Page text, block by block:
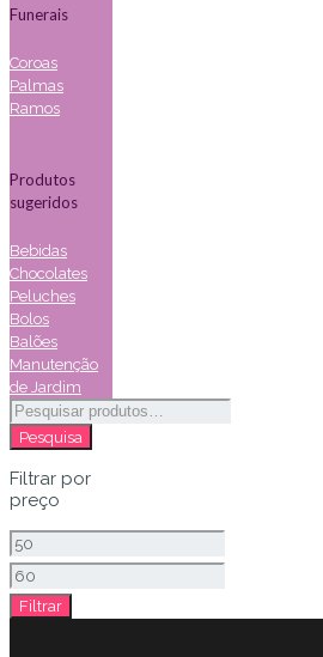
Funerais
Coroas
Palmas
Ramos
Produtos
sugeridos
Bebidas
Chocolates
Peluches
Bolos
Balões
Manutenção
de Jardim
Pesquisar
por:
Pesquisa
Filtrar por
preço
Preço
mínimo
Preço
máximo
Filtrar